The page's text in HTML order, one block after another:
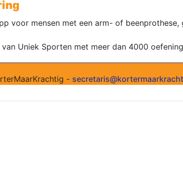
voor mensen met een arm- of
van Uniek Sporten met meer dan 4000
-